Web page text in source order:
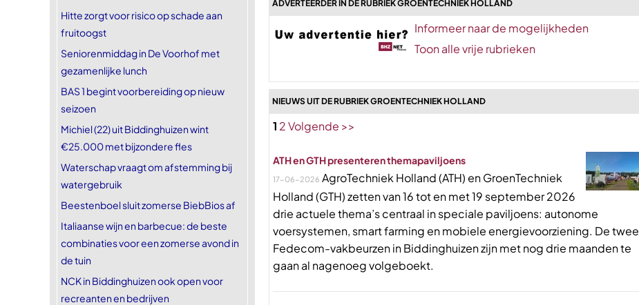
Hitte zorgt voor risico op schade aan
fruitoogst
Seniorenmiddag in De Voorhof met
gezamenlijke lunch
BAS 1 begint voorbereiding op nieuw
seizoen
Michiel (22) uit Biddinghuizen wint
€25.000 met bijzondere fles
Waterschap vraagt om afstemming bij
watergebruik
Beestenboel sluit zomerse BiebBios af
Italiaanse wijn en barbecue: de beste
combinaties voor een zomerse avond in
de tuin
NCK in Biddinghuizen ook open voor
recreanten en bedrijven
ADVERTEERDER IN DE RUBRIEK GROENTECHNIEK HOLLAND
Informeer naar de mogelijkheden
Toon alle vrije rubrieken
NIEUWS UIT DE RUBRIEK GROENTECHNIEK HOLLAND
1 2Volgende >>
ATH en GTH presenteren themapaviljoens
17-06-2026 AgroTechniek Holland (ATH) en GroenTechniek
Holland (GTH) zetten van 16 tot en met 19 september 2026
drie actuele thema’s centraal in speciale paviljoens: autonome
voersystemen, smart farming en mobiele energievoorziening. De twee
Fedecom-vakbeurzen in Biddinghuizen zijn met nog drie maanden te
gaan al nagenoeg volgeboekt.